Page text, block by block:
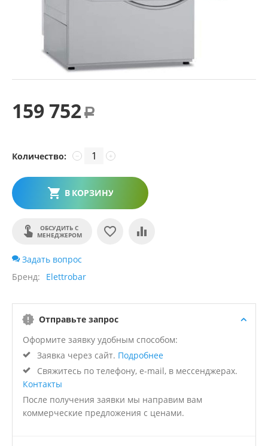
159 752 Р
Количество: +
−
В КОРЗИНУ
ОБСУДИТЬ С
МЕНЕДЖЕРОМ
Задать вопрос
Бренд
Elettrobar
Отправьте запрос
Оформите заявку удобным способом:
Заявка через сайт. Подробнее
Свяжитесь по телефону, e-mail, в мессенджерах.
Контакты
После получения заявки мы направим вам
коммерческие предложения с ценами.